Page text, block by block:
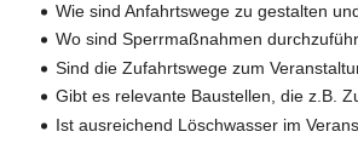
Wie sind Anfahrtswege zu gestalten
Wo sind Sperrmaßnahmen
Sind die Zufahrtswege zum
Gibt es relevante Baustellen, die z.B.
Ist ausreichend Löschwasser im